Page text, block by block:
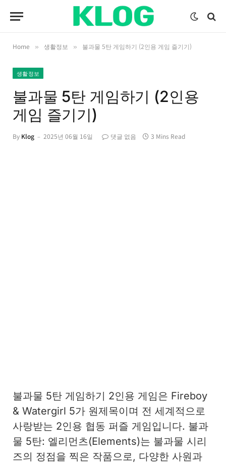
Home » 생활정보 » 불과물 5탄 게임하기 (2인용 게임 즐기기)
생활정보
불과물 5탄 게임하기 (2인용
게임 즐기기)
By Klog 2025년 06월 16일 댓글 없음 3 Mins Read
불과물 5탄 게임하기 2인용 게임은 Fireboy
& Watergirl 5가 원제목이며 전 세계적으로
사랑받는 2인용 협동 퍼즐 게임입니다. 불과
물 5탄: 엘리먼츠(Elements)는 불과물 시리
즈의 정점을 찍은 작품으로, 다양한 사원과